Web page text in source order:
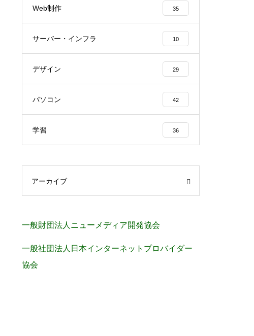
Web制作 35
サーバー・インフラ 10
デザイン 29
パソコン 42
学習 36
アーカイブ
一般財団法人ニューメディア開発協会
一般社団法人日本インターネットプロバイダー
協会